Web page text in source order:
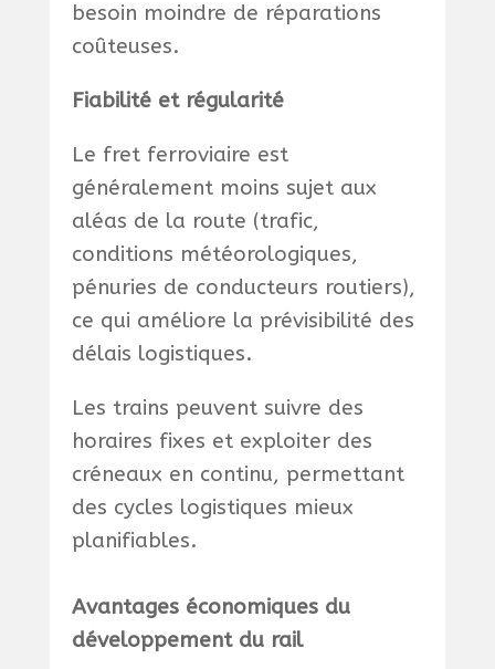
besoin moindre de réparations
coûteuses.
Fiabilité et régularité
Le fret ferroviaire est
généralement moins sujet aux
aléas de la route (trafic,
conditions météorologiques,
pénuries de conducteurs routiers),
ce qui améliore la prévisibilité des
délais logistiques.
Les trains peuvent suivre des
horaires fixes et exploiter des
créneaux en continu, permettant
des cycles logistiques mieux
planifiables.
Avantages économiques du
développement du rail